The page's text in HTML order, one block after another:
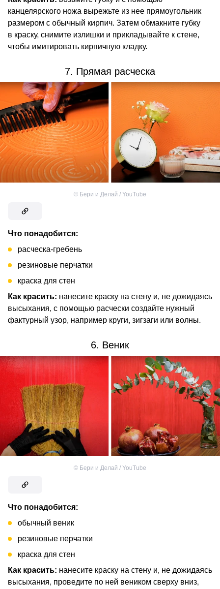
канцелярского ножа вырежьте из нее прямоугольник
размером с обычный кирпич. Затем обмакните губку
в краску, снимите излишки и прикладывайте к стене,
чтобы имитировать кирпичную кладку.
7. Прямая расческа
© Бери и Делай / YouTube
Что понадобится:
расческа-гребень
резиновые перчатки
краска для стен
Как красить: нанесите краску на стену и, не дожидаясь
высыхания, с помощью расчески создайте нужный
фактурный узор, например круги, зигзаги или волны.
6. Веник
© Бери и Делай / YouTube
Что понадобится:
обычный веник
резиновые перчатки
краска для стен
Как красить: нанесите краску на стену и, не дожидаясь
высыхания, проведите по ней веником сверху вниз,